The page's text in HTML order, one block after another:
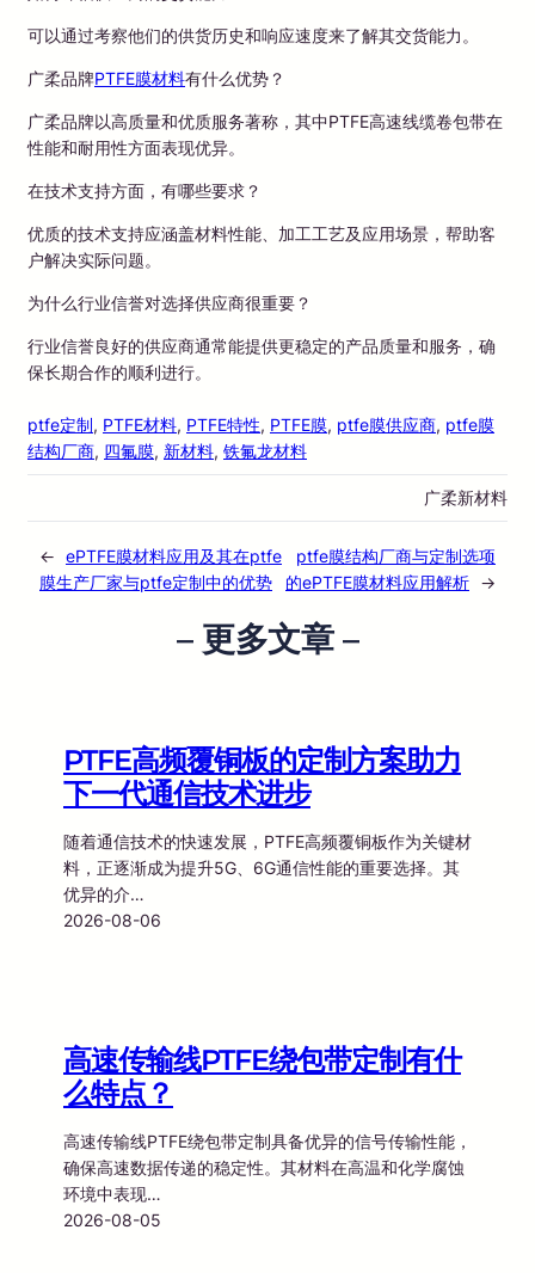
可以通过考察他们的供货历史和响应速度来了解其交货能力。
广柔品牌PTFE膜材料有什么优势？
广柔品牌以高质量和优质服务著称，其中PTFE高速线缆卷包带在
性能和耐用性方面表现优异。
在技术支持方面，有哪些要求？
优质的技术支持应涵盖材料性能、加工工艺及应用场景，帮助客
户解决实际问题。
为什么行业信誉对选择供应商很重要？
行业信誉良好的供应商通常能提供更稳定的产品质量和服务，确
保长期合作的顺利进行。
ptfe定制, PTFE材料, PTFE特性, PTFE膜, ptfe膜供应商, ptfe膜
结构厂商, 四氟膜, 新材料, 铁氟龙材料
广柔新材料
← ePTFE膜材料应用及其在ptfe
膜生产厂家与ptfe定制中的优势
ptfe膜结构厂商与定制选项
的ePTFE膜材料应用解析 →
– 更多文章 –
PTFE高频覆铜板的定制方案助力
下一代通信技术进步
随着通信技术的快速发展，PTFE高频覆铜板作为关键材
料，正逐渐成为提升5G、6G通信性能的重要选择。其
优异的介…
2026-08-06
高速传输线PTFE绕包带定制有什
么特点？
高速传输线PTFE绕包带定制具备优异的信号传输性能，
确保高速数据传递的稳定性。其材料在高温和化学腐蚀
环境中表现…
2026-08-05